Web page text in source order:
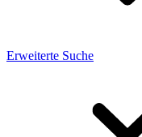
Erweiterte Suche